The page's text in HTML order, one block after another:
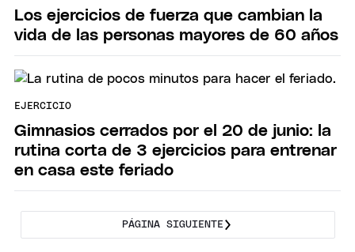
Los ejercicios de fuerza que cambian la
vida de las personas mayores de 60 años
EJERCICIO
Gimnasios cerrados por el 20 de junio: la
rutina corta de 3 ejercicios para entrenar
en casa este feriado
PÁGINA SIGUIENTE